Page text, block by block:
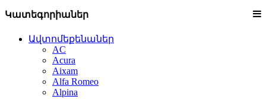
Կատեգորիաներ
Ավտոմեքենաներ
AC
Acura
Aixam
Alfa Romeo
Alpina